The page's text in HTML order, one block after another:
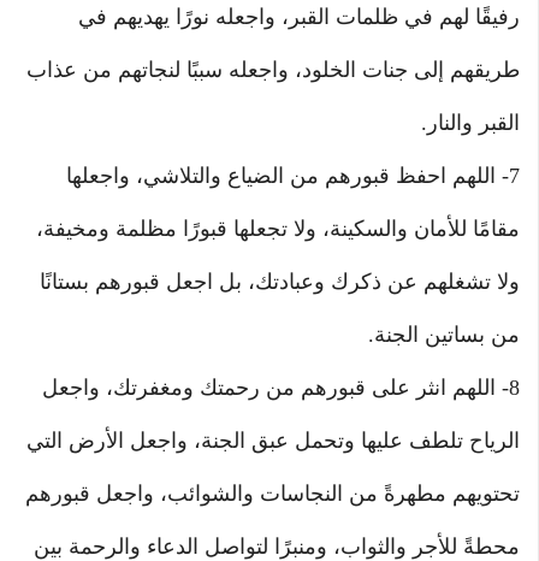
رفيقًا لهم في ظلمات القبر، واجعله نورًا يهديهم في
طريقهم إلى جنات الخلود، واجعله سببًا لنجاتهم من عذاب
القبر والنار.
7- اللهم احفظ قبورهم من الضياع والتلاشي، واجعلها
مقامًا للأمان والسكينة، ولا تجعلها قبورًا مظلمة ومخيفة،
ولا تشغلهم عن ذكرك وعبادتك، بل اجعل قبورهم بستانًا
من بساتين الجنة.
8- اللهم انثر على قبورهم من رحمتك ومغفرتك، واجعل
الرياح تلطف عليها وتحمل عبق الجنة، واجعل الأرض التي
تحتويهم مطهرةً من النجاسات والشوائب، واجعل قبورهم
محطةً للأجر والثواب، ومنبرًا لتواصل الدعاء والرحمة بين